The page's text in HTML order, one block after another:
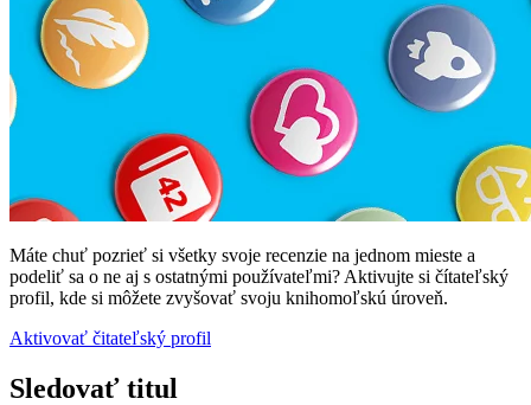
Máte chuť pozrieť si všetky svoje recenzie na jednom mieste a
podeliť sa o ne aj s ostatnými používateľmi? Aktivujte si čítateľský
profil, kde si môžete zvyšovať svoju knihomoľskú úroveň.
Aktivovať čitateľský profil
Sledovať titul